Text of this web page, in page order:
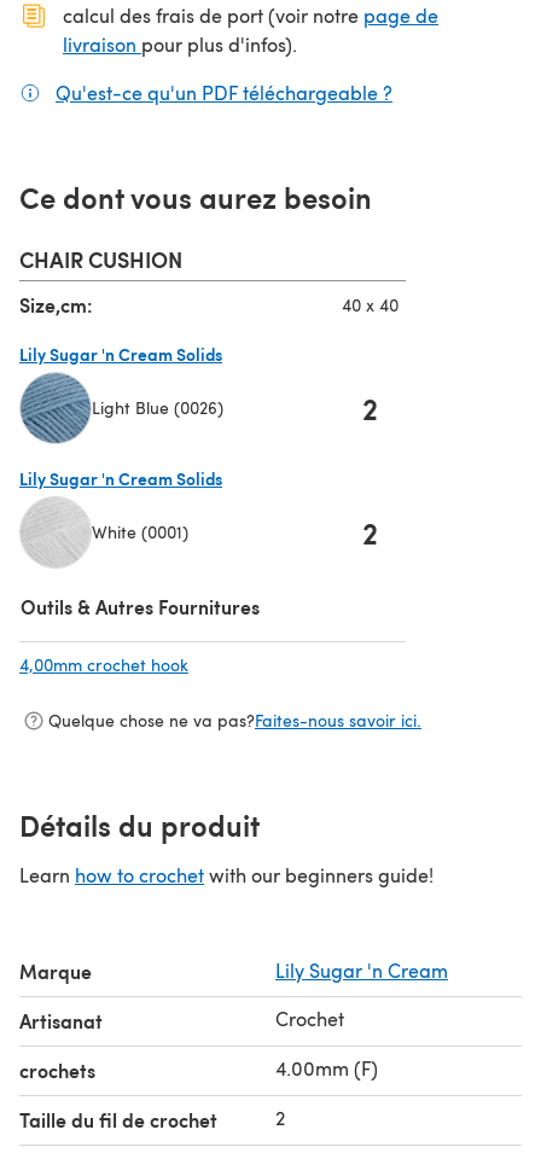
calcul des frais de port (voir notre page de
livraison (s'ouvre dans un nouvel onglet)
pour plus d'infos).
Qu'est-ce qu'un PDF téléchargeable ?
Ce dont vous aurez besoin
CHAIR CUSHION
Size,cm: 40 x 40
Lily Sugar 'n Cream Solids
Light Blue (0026) 2
Lily Sugar 'n Cream Solids
White (0001) 2
Outils & Autres Fournitures
4,00mm crochet hook
Quelque chose ne va pas?Faites-nous savoir ici.
Détails du produit
Learn how to crochetwith our beginners guide!
Marque Lily Sugar 'n Cream
Artisanat Crochet
crochets 4.00mm (F)
Taille du fil de crochet 2